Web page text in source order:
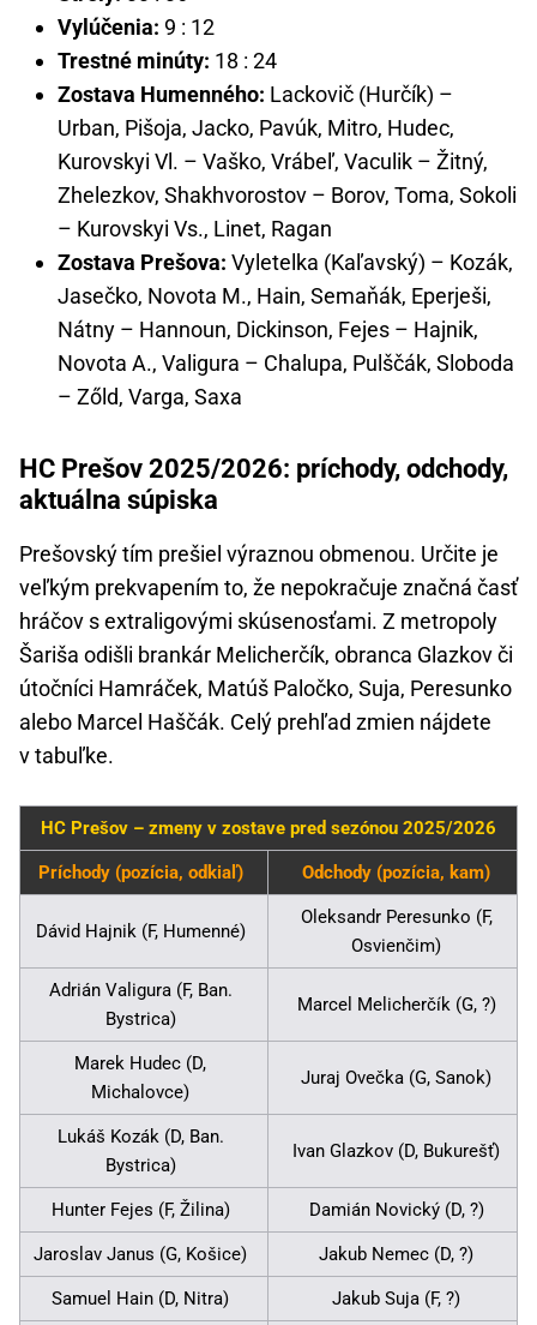
Vylúčenia: 9 : 12
Trestné minúty: 18 : 24
Zostava Humenného: Lackovič (Hurčík) –
Urban, Pišoja, Jacko, Pavúk, Mitro, Hudec,
Kurovskyi Vl. – Vaško, Vrábeľ, Vaculik – Žitný,
Zhelezkov, Shakhvorostov – Borov, Toma, Sokoli
– Kurovskyi Vs., Linet, Ragan
Zostava Prešova: Vyletelka (Kaľavský) – Kozák,
Jasečko, Novota M., Hain, Semaňák, Eperješi,
Nátny – Hannoun, Dickinson, Fejes – Hajnik,
Novota A., Valigura – Chalupa, Pulščák, Sloboda
– Zőld, Varga, Saxa
HC Prešov 2025/2026: príchody, odchody,
aktuálna súpiska
Prešovský tím prešiel výraznou obmenou. Určite je
veľkým prekvapením to, že nepokračuje značná časť
hráčov s extraligovými skúsenosťami. Z metropoly
Šariša odišli brankár Melicherčík, obranca Glazkov či
útočníci Hamráček, Matúš Paločko, Suja, Peresunko
alebo Marcel Haščák. Celý prehľad zmien nájdete
v tabuľke.
HC Prešov – zmeny v zostave pred sezónou 2025/2026
Príchody (pozícia, odkiaľ) Odchody (pozícia, kam)
Dávid Hajnik (F, Humenné)
Oleksandr Peresunko (F,
Osvienčim)
Adrián Valigura (F, Ban.
Bystrica)
Marcel Melicherčík (G, ?)
Marek Hudec (D,
Michalovce)
Juraj Ovečka (G, Sanok)
Lukáš Kozák (D, Ban.
Bystrica)
Ivan Glazkov (D, Bukurešť)
Hunter Fejes (F, Žilina) Damián Novický (D, ?)
Jaroslav Janus (G, Košice) Jakub Nemec (D, ?)
Samuel Hain (D, Nitra) Jakub Suja (F, ?)